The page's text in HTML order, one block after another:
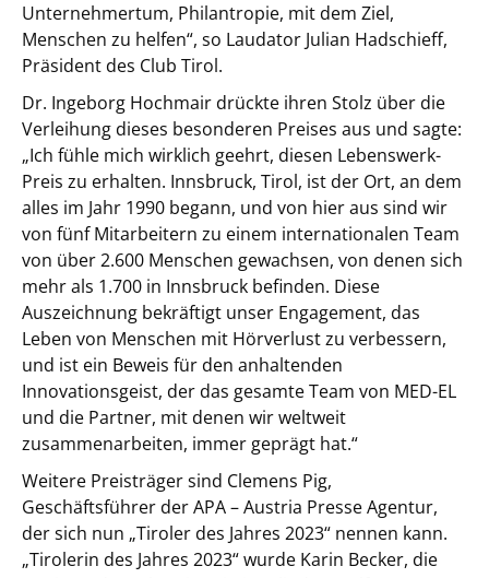
Unternehmertum, Philantropie, mit dem Ziel,
Menschen zu helfen“, so Laudator Julian Hadschieff,
Präsident des Club Tirol.
Dr. Ingeborg Hochmair drückte ihren Stolz über die
Verleihung dieses besonderen Preises aus und sagte:
„Ich fühle mich wirklich geehrt, diesen Lebenswerk-
Preis zu erhalten. Innsbruck, Tirol, ist der Ort, an dem
alles im Jahr 1990 begann, und von hier aus sind wir
von fünf Mitarbeitern zu einem internationalen Team
von über 2.600 Menschen gewachsen, von denen sich
mehr als 1.700 in Innsbruck befinden. Diese
Auszeichnung bekräftigt unser Engagement, das
Leben von Menschen mit Hörverlust zu verbessern,
und ist ein Beweis für den anhaltenden
Innovationsgeist, der das gesamte Team von MED-EL
und die Partner, mit denen wir weltweit
zusammenarbeiten, immer geprägt hat.“
Weitere Preisträger sind Clemens Pig,
Geschäftsführer der APA – Austria Presse Agentur,
der sich nun „Tiroler des Jahres 2023“ nennen kann.
„Tirolerin des Jahres 2023“ wurde Karin Becker, die